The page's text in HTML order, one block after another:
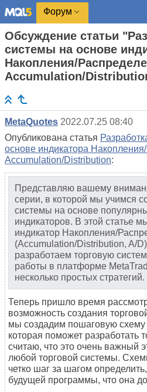
Форум
Обсуждение статьи
системы на основе
Накопления/
Accumulation/
MetaQuotes 2022.07.25 08:40
Опубликована статья
основе индикатора
Accumulation/Distribution:
Представляю вашему
серии, в которой мы учимся
системы на основе
индикаторов. В этой статье
индикатор Накопления/
(Accumulation/Distribution, A/
разработаем торговую
работы в платформе
несколько простых стратегий.
Теперь пришло время
возможность создания
мы создадим пошаговую схему
которая поможет разработать
считаю, что это очень важный
любой торговой системы.
четко шаг за шагом
будущей программы, что она